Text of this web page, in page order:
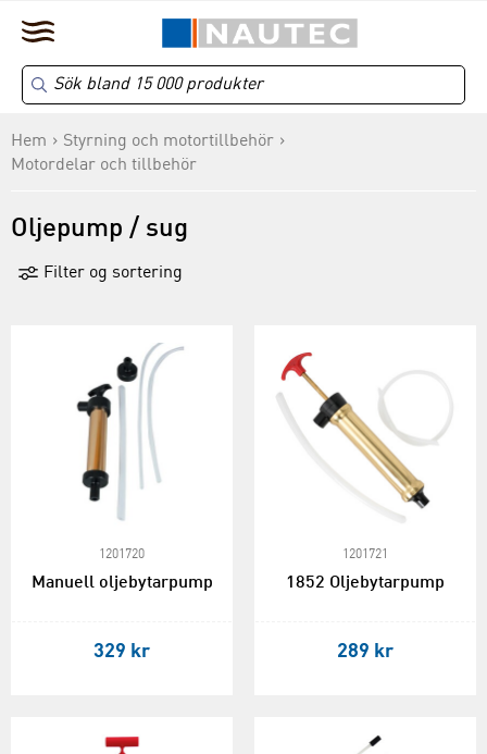
Hem
Styrning och motortillbehör
Motordelar och tillbehör
Oljepump / sug
Filter og sortering
1201720
Manuell oljebytarpump
329 kr
1201721
1852 Oljebytarpump
289 kr